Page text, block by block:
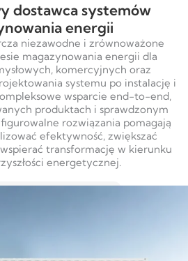
dostawca systemów
energii
niezawodne i zrównoważone
magazynowania energii dla
komercyjnych oraz
systemu po instalację i
wsparcie end-to-end,
produktach i sprawdzonym
rozwiązania pomagają
efektywność, zwiększać
transformację w kierunku
energetycznej.